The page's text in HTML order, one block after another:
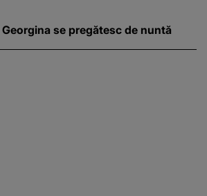
Georgina se pregătesc de nuntă